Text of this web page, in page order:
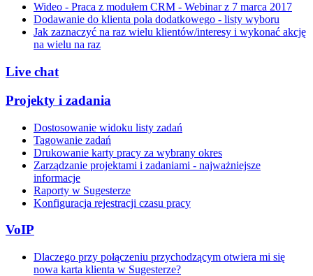
Wideo - Praca z modułem CRM - Webinar z 7 marca 2017
Dodawanie do klienta pola dodatkowego - listy wyboru
Jak zaznaczyć na raz wielu klientów/interesy i wykonać akcję
na wielu na raz
Live chat
Projekty i zadania
Dostosowanie widoku listy zadań
Tagowanie zadań
Drukowanie karty pracy za wybrany okres
Zarządzanie projektami i zadaniami - najważniejsze
informacje
Raporty w Sugesterze
Konfiguracja rejestracji czasu pracy
VoIP
Dlaczego przy połączeniu przychodzącym otwiera mi się
nowa karta klienta w Sugesterze?